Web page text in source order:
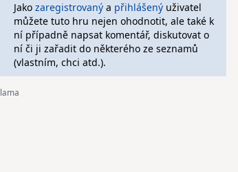
Jako zaregistrovanýa přihlášenýuživatel
můžete tuto hru nejen ohodnotit, ale také k
ní případně napsat komentář, diskutovat o
ní či ji zařadit do některého ze seznamů
(vlastním, chci atd.).